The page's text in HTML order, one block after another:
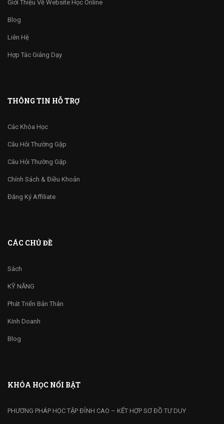
Giới Thiệu Về Website Học Online
Blog
Liên Hệ
Hợp Tác Giảng Dạy
THÔNG TIN HỖ TRỢ
Các Khóa Học
Câu Hỏi Thường Gặp
Câu Hỏi Thường Gặp
Chính Sách & Điều Khoản
Đăng Ký Affiliate
CÁC CHỦ ĐỀ
Sách
KỸ NĂNG
Phát Triển Bản Thân
Kinh Doanh
Blog
KHÓA HỌC NỔI BẬT
PHƯƠNG PHÁP HỌC TẬP ĐỈNH CAO – KẾT HỢP SƠ ĐỒ TƯ DUY